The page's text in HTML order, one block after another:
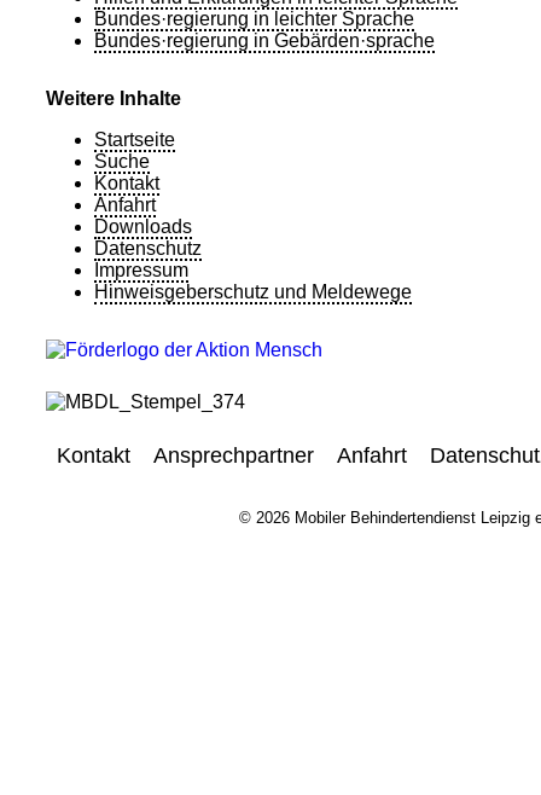
Bundes·regierung in leichter Sprache
Bundes·regierung in Gebärden·sprache
Weitere Inhalte
Startseite
Suche
Kontakt
Anfahrt
Downloads
Datenschutz
Impressum
Hinweisgeberschutz und Meldewege
Kontakt Ansprechpartner Anfahrt
© 2026 Mobiler Behindertendienst Leipzig